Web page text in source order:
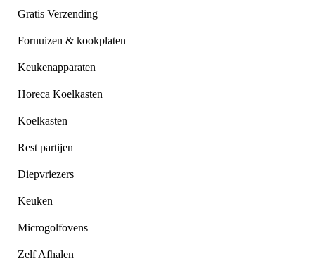
Gratis Verzending
Fornuizen & kookplaten
Keukenapparaten
Horeca Koelkasten
Koelkasten
Rest partijen
Diepvriezers
Keuken
Microgolfovens
Zelf Afhalen